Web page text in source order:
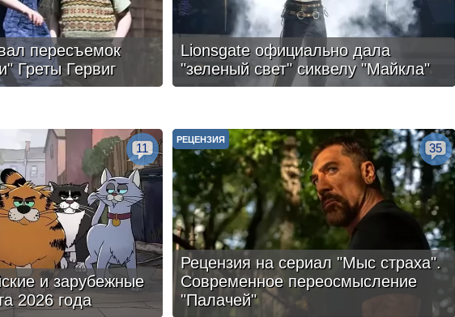
пересъемок
Греты Гервиг
Lionsgate официально дала
"зеленый свет" сиквелу "Майкла"
и зарубежные
2026 года
11
Рецензия на сериал "Мыс страха".
Современное переосмысление
"Палачей"
РЕЦЕНЗИЯ
35